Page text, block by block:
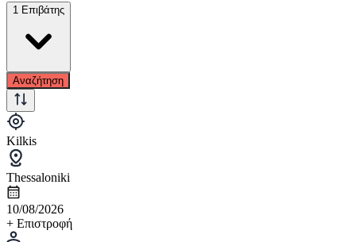
1 Επιβάτης
Αναζήτηση
Kilkis
Thessaloniki
10/08/2026
+ Επιστροφή